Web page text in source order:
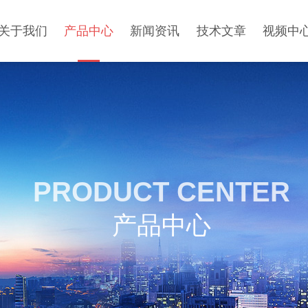
于我们 产品中心 新闻资讯 技术文章 视频中
PRODUCT CENTER
产品中心